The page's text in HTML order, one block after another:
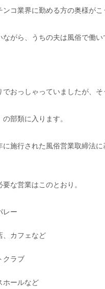
コ業界に勤める方の奥様がこ
ながら、うちの夫は風俗で働い
おっしゃっていましたが、そ
部類に入ります。
に施行された風俗営業取締法
な営業はこのとおり。
ー
カフェなど
ラブ
ールなど